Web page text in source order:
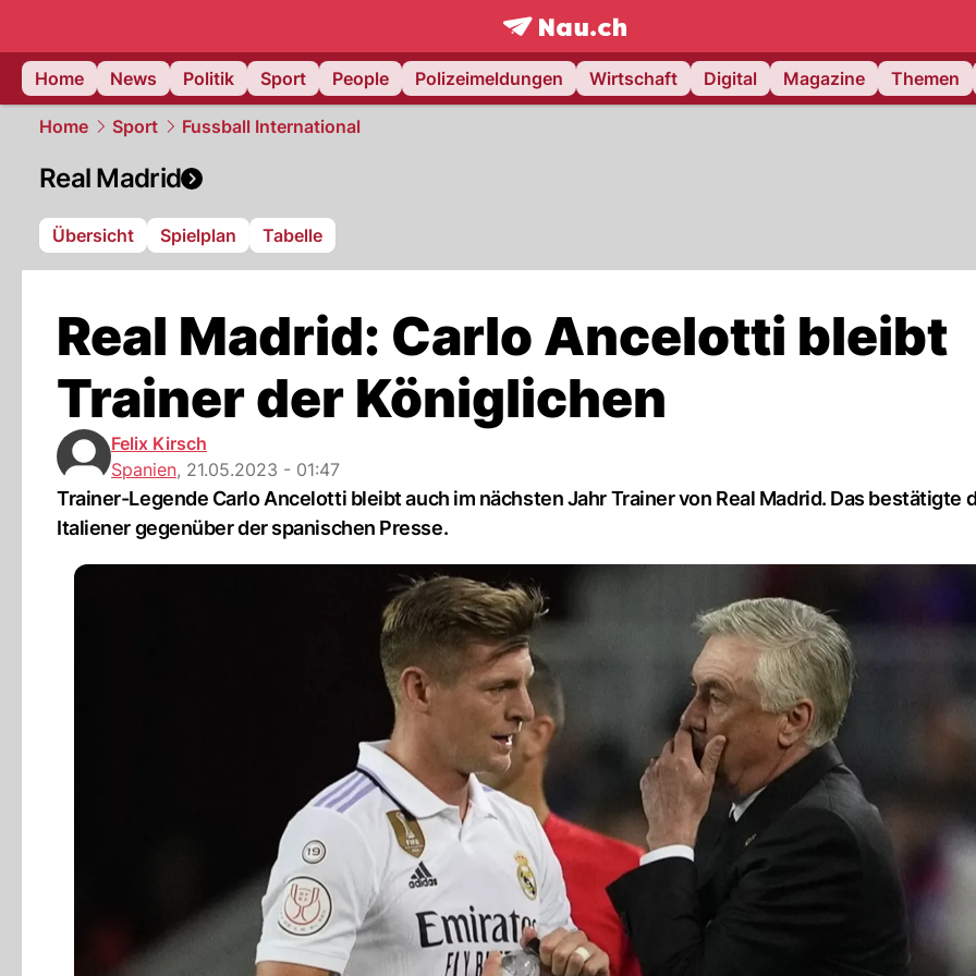
frontpage.NAU.ch
Home
News Politik Sport People Polizeimeldungen Wirtschaft Digital Magazine Themen
Home Sport Fussball International
Real Madrid
Übersicht Spielplan Tabelle
Real Madrid: Carlo Ancelotti bleibt
Trainer der Königlichen
Felix Kirsch
Spanien, 21.05.2023 - 01:47
Trainer-Legende Carlo Ancelotti bleibt auch im nächsten Jahr Trainer von Real Madrid. Das bestätigte
Italiener gegenüber der spanischen Presse.